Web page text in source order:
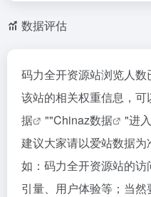
数据评估
码力全开资源站浏览人
该站的相关权重信息，可
据
""Chinaz数据
"进
建议大家请以爱站数据
如：码力全开资源站的
引量、用户体验等；当